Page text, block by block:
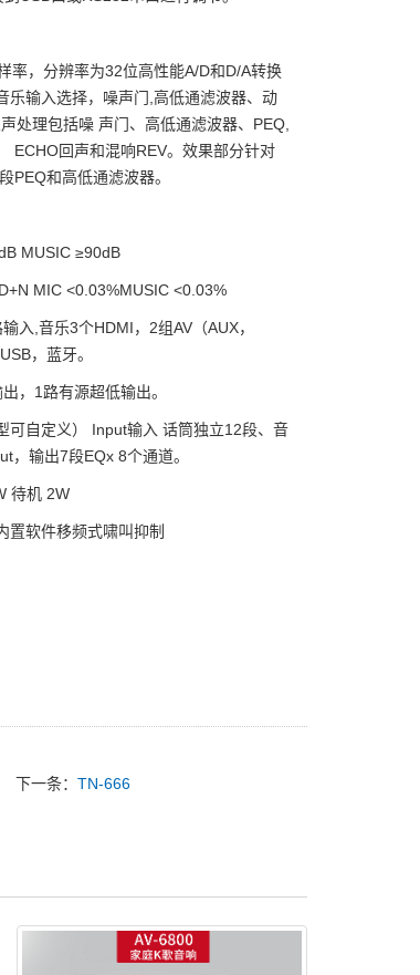
率，分辨率为32位高性能A/D和D/A转换
乐输入选择，噪声门,高低通滤波器、动
处理包括噪 声门、高低通滤波器、PEQ,
ECHO回声和混响REV。效果部分针对
PEQ和高低通滤波器。
MUSIC ≥90dB
MIC <0.03%MUSIC <0.03%
入,音乐3个HDMI，2组AV（AUX，
，蓝牙。
，1路有源超低输出。
可自定义） Input输入 话筒独立12段、音
，输出7段EQx 8个通道。
待机 2W
置软件移频式啸叫抑制
下一条：TN-666